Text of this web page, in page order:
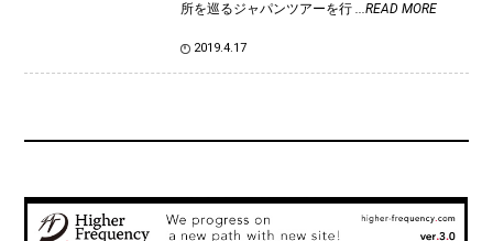
所を巡るジャパンツアーを行 ...READ MORE
2019.4.17